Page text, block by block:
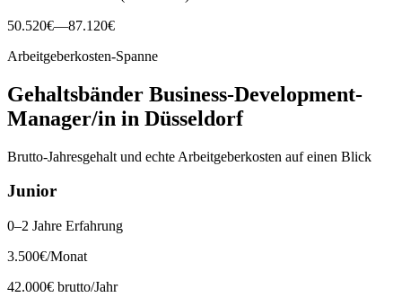
50.520€—87.120€
Arbeitgeberkosten-Spanne
Gehaltsbänder Business-Development-
Manager/in in Düsseldorf
Brutto-Jahresgehalt und echte Arbeitgeberkosten auf einen Blick
Junior
0–2 Jahre Erfahrung
3.500€/Monat
42.000€ brutto/Jahr